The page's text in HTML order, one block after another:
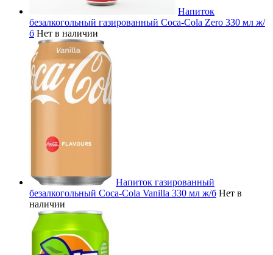
Напиток
безалкогольный газированный Coca-Cola Zero 330 мл ж/
б Нет в наличии
Напиток газированный
безалкогольный Coca-Cola Vanilla 330 мл ж/б Нет в
наличии